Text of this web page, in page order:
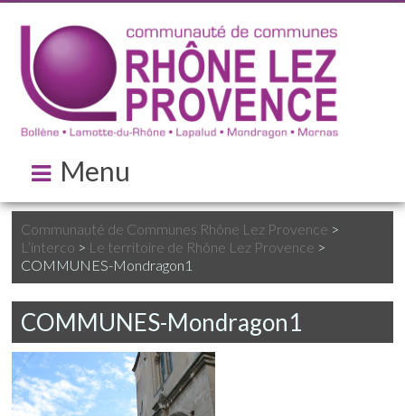
Menu
Communauté de Communes Rhône Lez Provence >
L’interco > Le territoire de Rhône Lez Provence >
COMMUNES-Mondragon1
COMMUNES-Mondragon1